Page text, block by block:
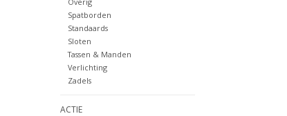
Spatborden
Standaards
Sloten
Tassen & Manden
Verlichting
Zadels
ACTIE